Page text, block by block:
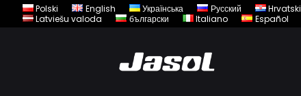
Polski English Українська Русский Hrvatski
Latviešu valoda
български Italiano Español